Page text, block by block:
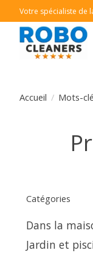
Votre spécialiste de
Accueil / Mots-
Catégories
Dans la
Jardin et